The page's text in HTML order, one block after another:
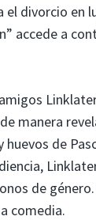
el divorcio
accede a
manera
de
de género.
comedia.